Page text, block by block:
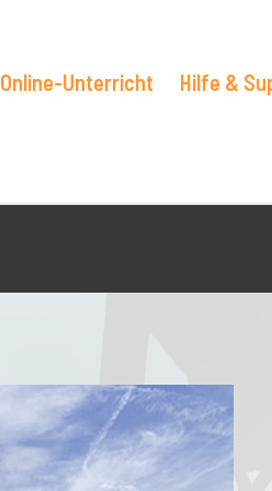
Online-Unterricht Hilfe &